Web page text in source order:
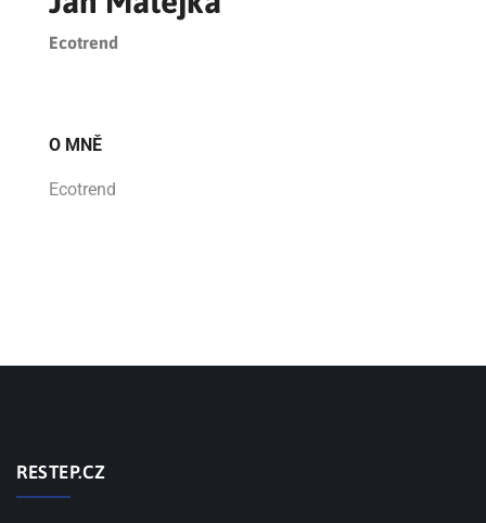
Ecotrend
O MNĚ
Ecotrend
RESTEP.CZ